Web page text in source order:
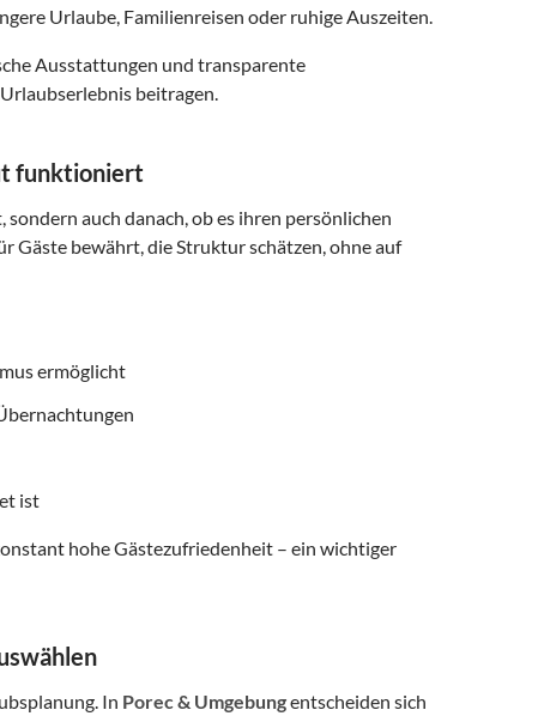
Urlaube, Familienreisen oder ruhige Auszeiten.
Ausstattungen und transparente
beitragen.
funktioniert
auch danach, ob es ihren persönlichen
Gäste bewährt, die Struktur schätzen, ohne auf
ermöglicht
ist
hohe Gästezufriedenheit – ein wichtiger
In Porec & Umgebungentscheiden sich